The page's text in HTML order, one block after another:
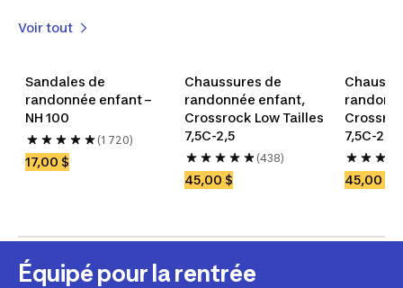
Le vélo hybride
Découvrez le Riverside 500 Vélos hybrides
Bravez les
Souliers Accessoires
Judogi pour
Uniformes de judo Uniformes de karaté
Enfants
Voir tout
Sandales de
randonnée enfant –
NH 100
(1 720)
17,00 $
Chaussures de
randonnée enfant,
Crossrock Low Tailles
7,5C-2,5
(438)
45,00 $
7,5C-2,5
45,00 $
Équipé pour la rentrée